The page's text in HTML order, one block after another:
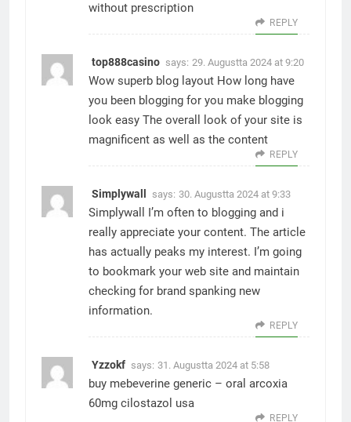
without prescription
REPLY
top888casino says: 29. Augustta 2024 at 9:20
Wow superb blog layout How long have
you been blogging for you make blogging
look easy The overall look of your site is
magnificent as well as the content
REPLY
Simplywall says: 30. Augustta 2024 at 9:33
Simplywall
I’m often to blogging and i
really appreciate your content. The article
has actually peaks my interest. I’m going
to bookmark your web site and maintain
checking for brand spanking new
information.
REPLY
Yzzokf says: 31. Augustta 2024 at 5:58
buy mebeverine generic – oral arcoxia
60mg cilostazol usa
REPLY